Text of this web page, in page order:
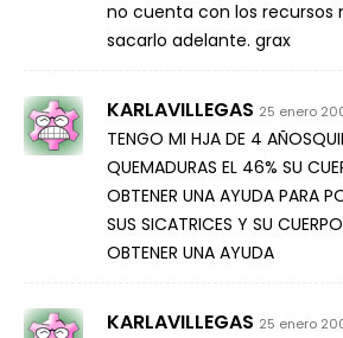
no cuenta con los recursos
sacarlo adelante. grax
KARLAVILLEGAS 25 enero
TENGO MI HJA DE 4
QUEMADURAS EL 46% SU
OBTENER UNA AYUDA PARA
SUS SICATRICES Y SU
OBTENER UNA AYUDA
KARLAVILLEGAS 25 enero